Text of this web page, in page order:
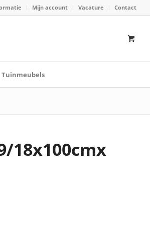
Mijn account Vacature Contact
Tuinmeubels
18x100cmx